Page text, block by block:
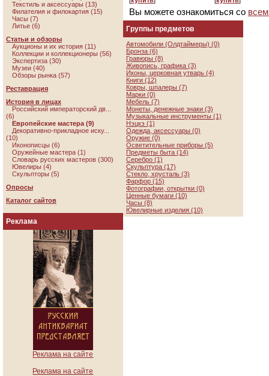
Текстиль и аксессуары (13)
Филателия и филокартия (15)
Часы (7)
Литье (6)
Статьи и обзоры
Аукционы и их история (11)
Коллекции и коллекционеры (56)
Экспертиза (30)
Музеи (40)
Обзоры рынка (57)
Реставрация
История в лицах
Российский императорский дв...
(6)
Европейские мастера (9)
Декоративно-прикладное иску...
(10)
Иконописцы (6)
Оружейные мастера (1)
Словарь русских мастеров (300)
Ювелиры (4)
Скульпторы (5)
Опросы
Каталог сайтов
Реклама
Реклама на сайте
Реклама на сайте
Вы можете ознакомиться со
Группы предметов
Автомобили (Олдтаймеры) (0)
Бронза (6)
Гравюры (8)
Живопись, графика (3)
Иконы, церковная утварь (4)
Книги (12)
Ковры, шпалеры (7)
Марки (0)
Мебель (7)
Монеты, денежные знаки (3)
Музыкальные инструменты (1)
Нэцкэ (1)
Одежда, аксессуары (0)
Оружие (0)
Осветительные приборы (5)
Предметы быта (14)
Серебро (1)
Скульптура (17)
Стекло, хрусталь (3)
Фарфор (15)
Фотографии, открытки (0)
Ценные бумаги (10)
Часы (8)
Ювелирные изделия (10)